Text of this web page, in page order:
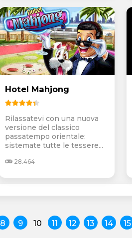
Hotel Mahjong
Rilassatevi con una nuova
versione del classico
passatempo orientale:
sistemate tutte le tessere...
28.464
8 9 10 11 12 13 14 15